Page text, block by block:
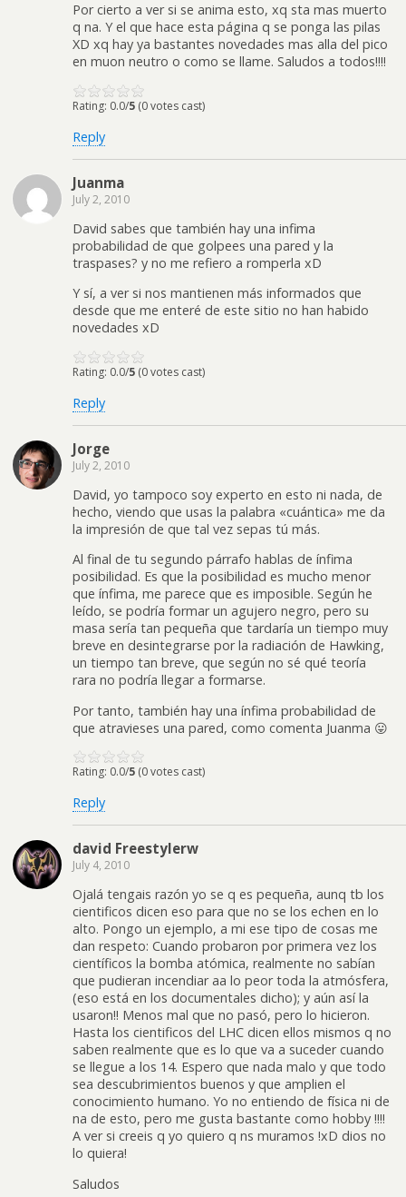
Por cierto a ver si se anima esto, xq sta mas muerto
q na. Y el que hace esta página q se ponga las pilas
XD xq hay ya bastantes novedades mas alla del pico
en muon neutro o como se llame. Saludos a todos!!!!
Rating: 0.0/5 (0 votes cast)
Reply
Juanma
July 2, 2010
David sabes que también hay una infima
probabilidad de que golpees una pared y la
traspases? y no me refiero a romperla xD
Y sí, a ver si nos mantienen más informados que
desde que me enteré de este sitio no han habido
novedades xD
Rating: 0.0/5 (0 votes cast)
Reply
Jorge
July 2, 2010
David, yo tampoco soy experto en esto ni nada, de
hecho, viendo que usas la palabra «cuántica» me da
la impresión de que tal vez sepas tú más.
Al final de tu segundo párrafo hablas de ínfima
posibilidad. Es que la posibilidad es mucho menor
que ínfima, me parece que es imposible. Según he
leído, se podría formar un agujero negro, pero su
masa sería tan pequeña que tardaría un tiempo muy
breve en desintegrarse por la radiación de Hawking,
un tiempo tan breve, que según no sé qué teoría
rara no podría llegar a formarse.
Por tanto, también hay una ínfima probabilidad de
que atravieses una pared, como comenta Juanma 😛
Rating: 0.0/5 (0 votes cast)
Reply
david Freestylerw
July 4, 2010
Ojalá tengais razón yo se q es pequeña, aunq tb los
cientificos dicen eso para que no se los echen en lo
alto. Pongo un ejemplo, a mi ese tipo de cosas me
dan respeto: Cuando probaron por primera vez los
científicos la bomba atómica, realmente no sabían
que pudieran incendiar aa lo peor toda la atmósfera,
(eso está en los documentales dicho); y aún así la
usaron!! Menos mal que no pasó, pero lo hicieron.
Hasta los cientificos del LHC dicen ellos mismos q no
saben realmente que es lo que va a suceder cuando
se llegue a los 14. Espero que nada malo y que todo
sea descubrimientos buenos y que amplien el
conocimiento humano. Yo no entiendo de física ni de
na de esto, pero me gusta bastante como hobby !!!!
A ver si creeis q yo quiero q ns muramos !xD dios no
lo quiera!
Saludos